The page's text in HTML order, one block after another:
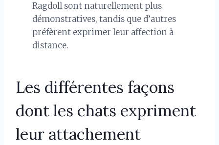
Ragdoll sont naturellement plus
démonstratives, tandis que d’autres
préfèrent exprimer leur affection à
distance.
Les différentes façons
dont les chats expriment
leur attachement